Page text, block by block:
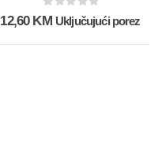
0 out of 5
12,60 KM Uključujući porez